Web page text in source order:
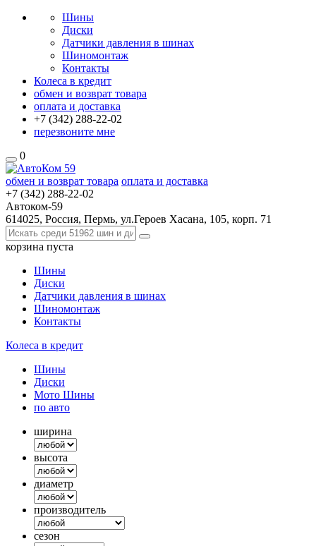
Шины
Диски
Датчики давления в шинах
Шиномонтаж
Контакты
Колеса в кредит
обмен и возврат товара
оплата и доставка
+7 (342) 288-22-02
перезвоните мне
0
обмен и возврат товара оплата и доставка
+7 (342) 288-22-02
Автоком-59
614025, Россия, Пермь, ул.Героев Хасана, 105, корп. 71
корзина пуста
Шины
Диски
Датчики давления в шинах
Шиномонтаж
Контакты
Колеса в кредит
Шины
Диски
Мото Шины
по авто
ширина
высота
диаметр
производитель
сезон